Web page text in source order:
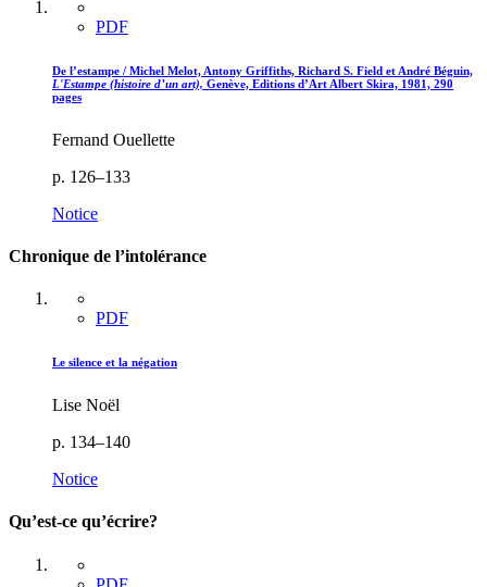
PDF
De l’estampe / Michel Melot, Antony Griffiths, Richard S. Field et André Béguin,
L'Estampe (histoire d’un art), Genève, Editions d’Art Albert Skira, 1981, 290
pages
Fernand Ouellette
p. 126–133
Notice
Chronique de l’intolérance
PDF
Le silence et la négation
Lise Noël
p. 134–140
Notice
Qu’est-ce qu’écrire?